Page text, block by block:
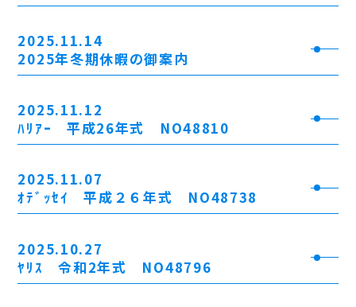
2025.11.14
2025年冬期休暇の御案内
2025.11.12
ﾊﾘｱｰ 平成26年式 NO48810
2025.11.07
ｵﾃﾞｯｾｲ 平成２６年式 NO48738
2025.10.27
ﾔﾘｽ 令和2年式 NO48796